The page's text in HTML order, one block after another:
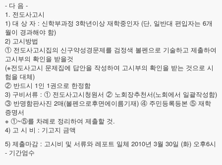
- 다 음 -
1. 전도사고시
1) 대 상 자 : 신학부과정 3학년이상 재학중인자 (단, 일반대 편입자는 6개
월이 경과해야 함)
2) 고시방법
① 전도사고시집의 신구약성경문제를 검정색 볼펜으로 기술하고 제출하여
고시부의 확인을 받을것
(※전도사고시 문제집에 답안을 작성하여 고시부의 확인을 받는 것으로 시
험을 대체)
② 반드시 1인 1권으로 한정함
3) 구비서류 : ① 전도사고시청원서 ② 노회장추천서(노회에서 일괄작성함)
③ 반명함판사진 2매(볼펜으로후면에이름기재) ④ 주민등록등본 ⑤ 재학
증명서
※ ①~⑤를 차례로 정리하여 제출할 것.
4) 고 시 비 : 기고지 금액
5) 제출마감 : 고시비 및 서류와 레포트 일체 2010년 3월 30일 (화) 오후6시
- 기간엄수